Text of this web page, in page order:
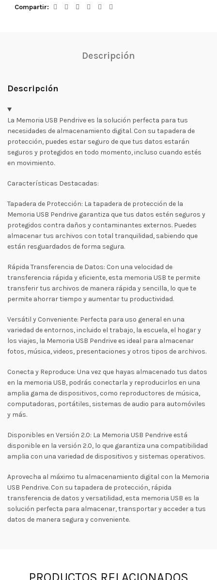
Compartir
Descripción
Descripción
La Memoria USB Pendrive es la solución perfecta para tus
necesidades de almacenamiento digital. Con su tapadera de
protección, puedes estar seguro de que tus datos estarán
seguros y protegidos en todo momento, incluso cuando estés
en movimiento.
Características Destacadas:
Tapadera de Protección: La tapadera de protección de la
Memoria USB Pendrive garantiza que tus datos estén seguros y
protegidos contra daños y contaminantes externos. Puedes
almacenar tus archivos con total tranquilidad, sabiendo que
están resguardados de forma segura.
Rápida Transferencia de Datos: Con una velocidad de
transferencia rápida y eficiente, esta memoria USB te permite
transferir tus archivos de manera rápida y sencilla, lo que te
permite ahorrar tiempo y aumentar tu productividad.
Versátil y Conveniente: Perfecta para uso general en una
variedad de entornos, incluido el trabajo, la escuela, el hogar y
los viajes, la Memoria USB Pendrive es ideal para almacenar
fotos, música, videos, presentaciones y otros tipos de archivos.
Conecta y Reproduce: Una vez que hayas almacenado tus datos
en la memoria USB, podrás conectarla y reproducirlos en una
amplia gama de dispositivos, como reproductores de música,
computadoras, portátiles, sistemas de audio para automóviles
y más.
Disponibles en Versión 2.0: La Memoria USB Pendrive está
disponible en la versión 2.0, lo que garantiza una compatibilidad
amplia con una variedad de dispositivos y sistemas operativos.
Aprovecha al máximo tu almacenamiento digital con la Memoria
USB Pendrive. Con su tapadera de protección, rápida
transferencia de datos y versatilidad, esta memoria USB es la
solución perfecta para almacenar, transportar y acceder a tus
datos de manera segura y conveniente.